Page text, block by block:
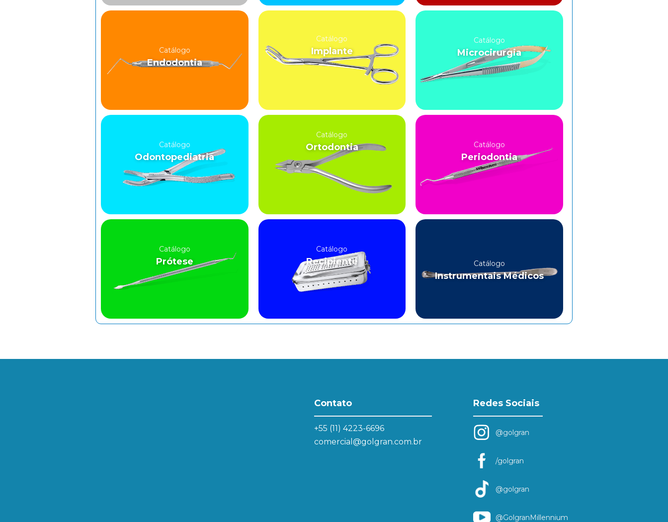
Catálogo
Endodontia
Catálogo
Implante
Catálogo
Microcirurgia
Catálogo
Odontopediatria
Catálogo
Ortodontia Catálogo
Periodontia
Catálogo
Prótese
Catálogo
Recipiente Catálogo
Instrumentais Médicos
Contato
+55 (11) 4223-6696
comercial@golgran.com.br
Redes Sociais
@golgran
/golgran
@golgran
@GolgranMillennium